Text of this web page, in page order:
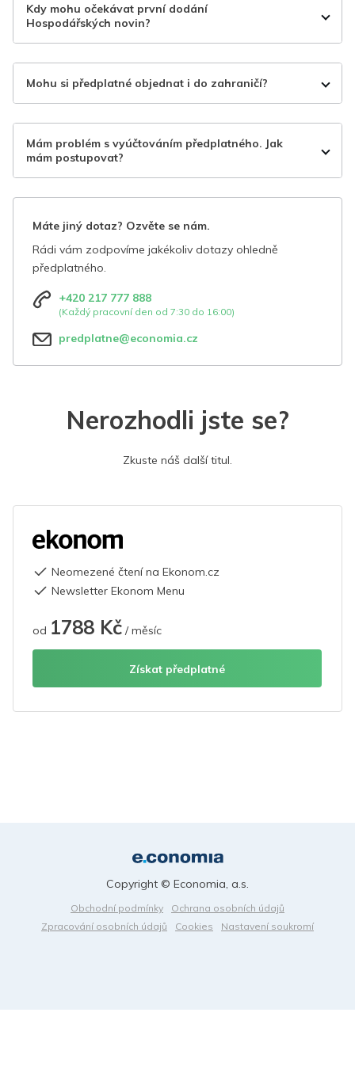
Kdy mohu očekávat první dodání
Hospodářských novin?
Mohu si předplatné objednat i do zahraničí?
Mám problém s vyúčtováním předplatného. Jak
mám postupovat?
Máte jiný dotaz? Ozvěte se nám.
Rádi vám zodpovíme jakékoliv dotazy ohledně
předplatného.
+420 217 777 888
(Každý pracovní den od 7:30 do 16:00)
predplatne@economia.cz
Nerozhodli jste se?
Zkuste náš další titul.
Neomezené čtení na Ekonom.cz
Newsletter Ekonom Menu
od 1788 Kč / měsíc
Získat předplatné
Obchodní podmínky
Ochrana osobních údajů
Zpracování osobních údajů
Cookies Nastavení soukromí
Copyright © Economia, a.s.